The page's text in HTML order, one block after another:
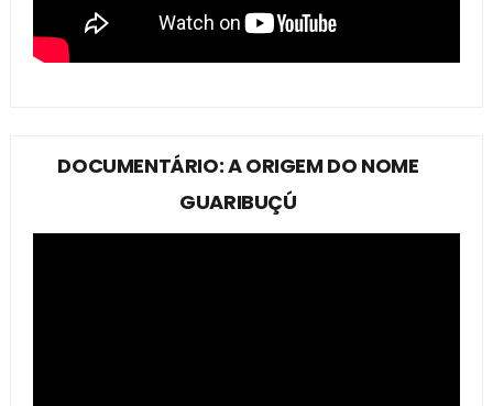
DOCUMENTÁRIO: A ORIGEM DO NOME
GUARIBUÇÚ